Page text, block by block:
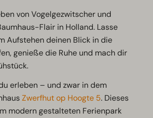
von Vogelgezwitscher und
Flair in Holland. Lasse
Aufstehen deinen Blick in die
genieße die Ruhe und mach dir
erleben – und zwar in dem
Zwerfhut op Hoogte 5. Dieses
modern gestalteten Ferienpark